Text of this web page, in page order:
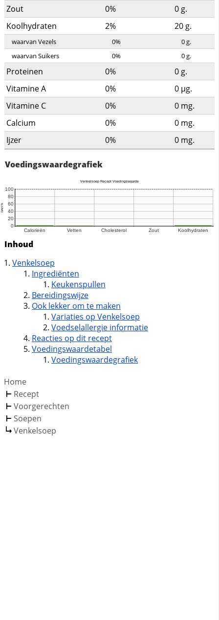
Zout 0% 0 g.
Koolhydraten
2% 20 g.
waarvan Vezels 0% 0g.
waarvan Suikers
0% 0g.
Proteinen 0% 0 g.
Vitamine A
0% 0 µg.
Vitamine C
0% 0 mg.
Calcium
0% 0 mg.
Ijzer
0% 0 mg.
Voedingswaardegrafiek
Inhoud
Venkelsoep
Ingrediënten
Keukenspullen
Bereidingswijze
Ook lekker om te maken
Variaties op Venkelsoep
Voedselallergie informatie
Reacties op dit recept
Voedingswaardetabel
Voedingswaardegrafiek
Home
Recept
Voorgerechten
Soepen
Venkelsoep